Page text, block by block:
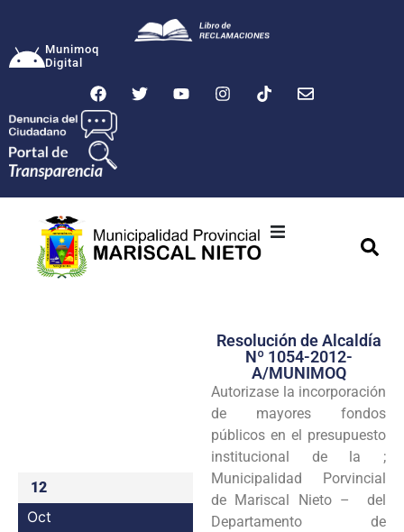
Munimoq
Digital
Transparencia
Seguridad
Programas
Intranet
12
Oct
Resolución de Alcaldía
Nº 1054-2012-
A/MUNIMOQ
Autorizase la incorporación
de mayores fondos
públicos en el presupuesto
institucional de la ;
Municipalidad Porvincial
de Mariscal Nieto – del
Departamento de